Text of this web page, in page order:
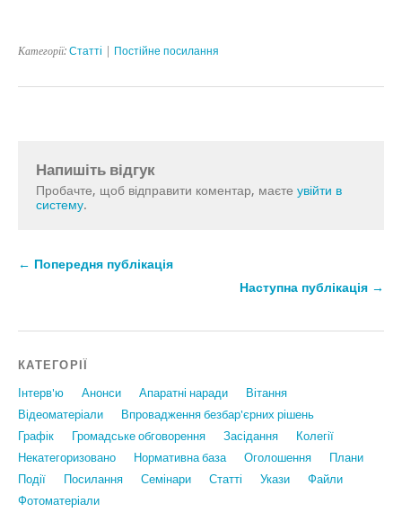
Категорії: Статтi Постійне посилання
Напишіть відгук
Пробачте, щоб відправити коментар, маєте увійти в
систему.
← Попередня публікація
Наступна публікація →
КАТЕГОРІЇ
Інтерв'ю Анонси Апаратні наради
Вiтання
Відеоматеріали
Впровадження безбар'єрних рішень
Графiк
Громадське обговорення Засідання
Колегії
Некатегоризовано
Нормативна база Оголошення
Плани
Події
Посилання Семінари Статтi Укази
Файли
Фотоматеріали